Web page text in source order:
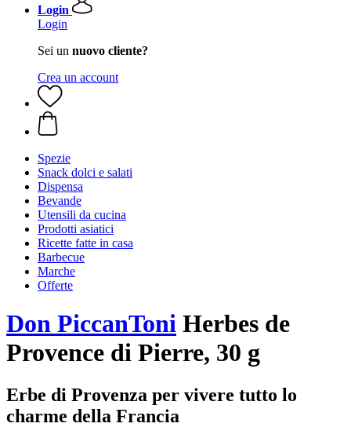
Login
Login
Sei un nuovo cliente?
Crea un account
Spezie
Snack dolci e salati
Dispensa
Bevande
Utensili da cucina
Prodotti asiatici
Ricette fatte in casa
Barbecue
Marche
Offerte
Don PiccanToni Herbes de
Provence di Pierre, 30 g
Erbe di Provenza per vivere tutto lo
charme della Francia